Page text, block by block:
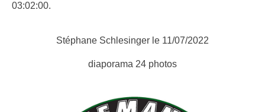
03:02:00.
Stéphane Schlesinger le 11/07/2022
diaporama 24 photos